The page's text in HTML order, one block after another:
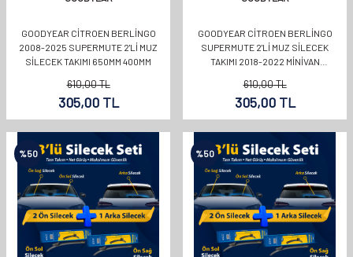
GOODYEAR CITROEN BERLINGO
2008-2025 SUPERMUTE 2'LI MUZ
SILECEK TAKIMI 650MM 400MM
610,00TL
305,00TL
GOODYEAR CITROEN BERLINGO
SUPERMUTE 2'LI MUZ SILECEK
TAKIMI 2018-2022 MINIVAN
610,00TL
305,00TL
%50 %50